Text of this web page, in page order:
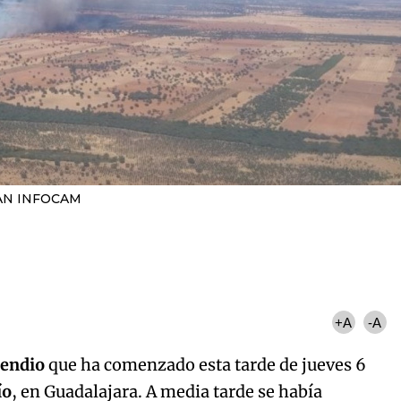
INFOCAM
+A -A
que ha comenzado esta tarde de jueves 6
, en Guadalajara. A media tarde se había